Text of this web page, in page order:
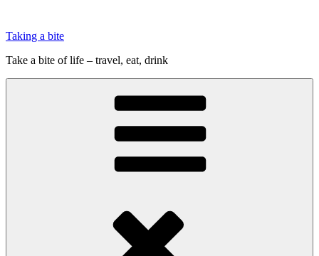
indhold
Taking a bite
Take a bite of life – travel, eat, drink